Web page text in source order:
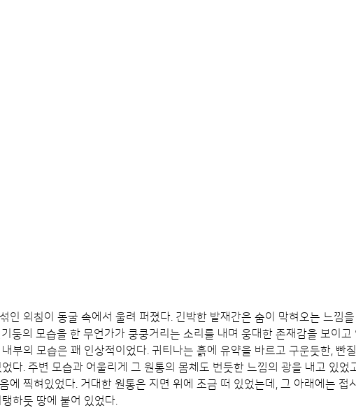
인 외침이 동굴 속에서 울려 퍼졌다. 긴박한 발재간은 숨이 막혀오는 느낌을
둥의 모습을 한 무언가가 쿵쿵거리는 소리를 내며 웅대한 존재감을 보이고
부의 모습은 꽤 인상적이었다. 귀티나는 흙에 유약을 바르고 구운듯한, 빤
다. 주변 모습과 어울리게 그 원통의 몸체도 번듯한 느낌의 광을 내고 있었
에 찍혀있었다. 거대한 원통은 지면 위에 조금 떠 있었는데, 그 아래에는 접
하듯 땅에 붙어 있었다.